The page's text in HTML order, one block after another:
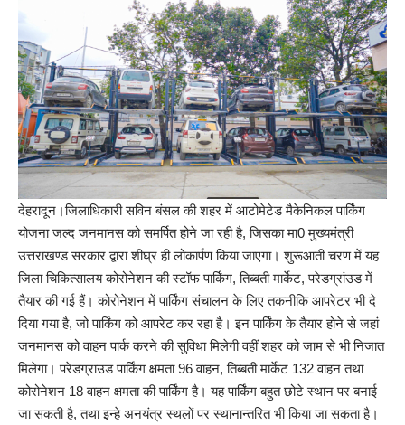
देहरादून।जिलाधिकारी सविन बंसल की शहर में आटोमेटेड मैकेनिकल पार्किंग
योजना जल्द जनमानस को समर्पित होने जा रही है, जिसका मा0 मुख्यमंत्री
उत्तराखण्ड सरकार द्वारा शीघ्र ही लोकार्पण किया जाएगा। शुरूआती चरण में यह
जिला चिकित्सालय कोरोनेशन की स्टॉफ पार्किंग, तिब्बती मार्केट, परेडग्रांउड में
तैयार की गई हैं। कोरोनेशन में पार्किंग संचालन के लिए तकनीकि आपरेटर भी दे
दिया गया है, जो पार्किंग को आपरेट कर रहा है। इन पार्किंग के तैयार होने से जहां
जनमानस को वाहन पार्क करने की सुविधा मिलेगी वहीं शहर को जाम से भी निजात
मिलेगा। परेडग्राउड पार्किंग क्षमता 96 वाहन, तिब्बती मार्केट 132 वाहन तथा
कोरोनेशन 18 वाहन क्षमता की पार्किंग है। यह पार्किंग बहुत छोटे स्थान पर बनाई
जा सकती है, तथा इन्हे अनयंत्र स्थलों पर स्थानान्तरित भी किया जा सकता है।